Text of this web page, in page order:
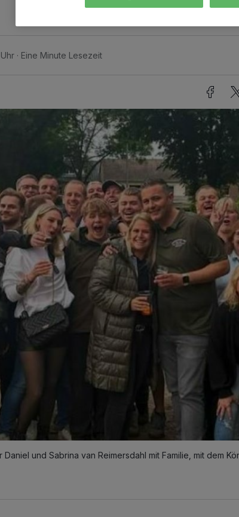
Eine Minute Lesezeit
und Sabrina van Reimersdahl mit Familie, mit dem